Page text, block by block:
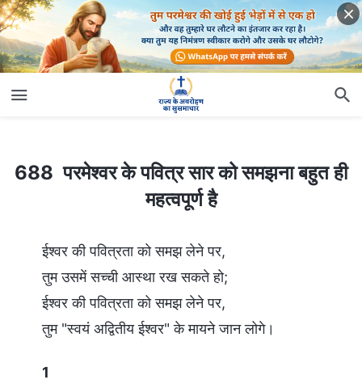
688 परमेश्वर के पवित्र सार को समझना बहुत ही महत्वपूर्ण है
688 परमेश्वर के पवित्र सार को समझना बहुत ही
महत्वपूर्ण है
ईश्वर की पवित्रता को समझ लेने पर,
तुम उसमें सच्ची आस्था रख सकते हो;
ईश्वर की पवित्रता को समझ लेने पर,
तुम "स्वयं अद्वितीय ईश्वर" के मायने जान लोगे।
1